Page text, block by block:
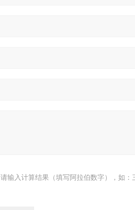
请输入计算结果（填写阿拉伯数字），如：